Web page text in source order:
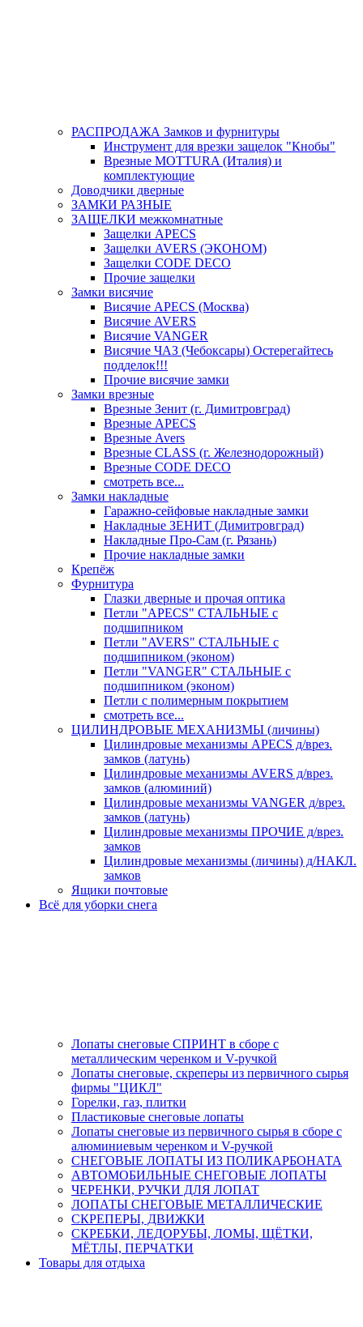
РАСПРОДАЖА Замков и фурнитуры
Инструмент для врезки защелок "Кнобы"
Врезные MOTTURA (Италия) и
комплектующие
Доводчики дверные
ЗАМКИ РАЗНЫЕ
ЗАЩЕЛКИ межкомнатные
Защелки APECS
Защелки AVERS (ЭКОНОМ)
Защелки CODE DECO
Прочие защелки
Замки висячие
Висячие APECS (Москва)
Висячие AVERS
Висячие VANGER
Висячие ЧАЗ (Чебоксары) Остерегайтесь
подделок!!!
Прочие висячие замки
Замки врезные
Врезные Зенит (г. Димитровград)
Врезные APECS
Врезные Avers
Врезные CLASS (г. Железнодорожный)
Врезные CODE DECO
смотреть все...
Замки накладные
Гаражно-сейфовые накладные замки
Накладные ЗЕНИТ (Димитровград)
Накладные Про-Сам (г. Рязань)
Прочие накладные замки
Крепёж
Фурнитура
Глазки дверные и прочая оптика
Петли "APECS" СТАЛЬНЫЕ с
подшипником
Петли "AVERS" СТАЛЬНЫЕ с
подшипником (эконом)
Петли "VANGER" СТАЛЬНЫЕ с
подшипником (эконом)
Петли с полимерным покрытием
смотреть все...
ЦИЛИНДРОВЫЕ МЕХАНИЗМЫ (личины)
Цилиндровые механизмы APECS д/врез.
замков (латунь)
Цилиндровые механизмы AVERS д/врез.
замков (алюминий)
Цилиндровые механизмы VANGER д/врез.
замков (латунь)
Цилиндровые механизмы ПРОЧИЕ д/врез.
замков
Цилиндровые механизмы (личины) д/НАКЛ.
замков
Ящики почтовые
Всё для уборки снега
Лопаты снеговые СПРИНТ в сборе с
металлическим черенком и V-ручкой
Лопаты снеговые, скреперы из первичного сырья
фирмы "ЦИКЛ"
Горелки, газ, плитки
Пластиковые снеговые лопаты
Лопаты снеговые из первичного сырья в сборе с
алюминиевым черенком и V-ручкой
СНЕГОВЫЕ ЛОПАТЫ ИЗ ПОЛИКАРБОНАТА
АВТОМОБИЛЬНЫЕ СНЕГОВЫЕ ЛОПАТЫ
ЧЕРЕНКИ, РУЧКИ ДЛЯ ЛОПАТ
ЛОПАТЫ СНЕГОВЫЕ МЕТАЛЛИЧЕСКИЕ
СКРЕПЕРЫ, ДВИЖКИ
СКРЕБКИ, ЛЕДОРУБЫ, ЛОМЫ, ЩЁТКИ,
МЁТЛЫ, ПЕРЧАТКИ
Товары для отдыха